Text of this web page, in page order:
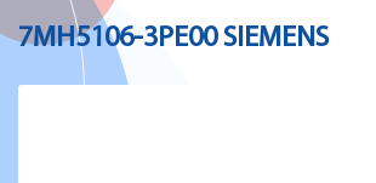
7MH5106-3PE00 SIEMENS